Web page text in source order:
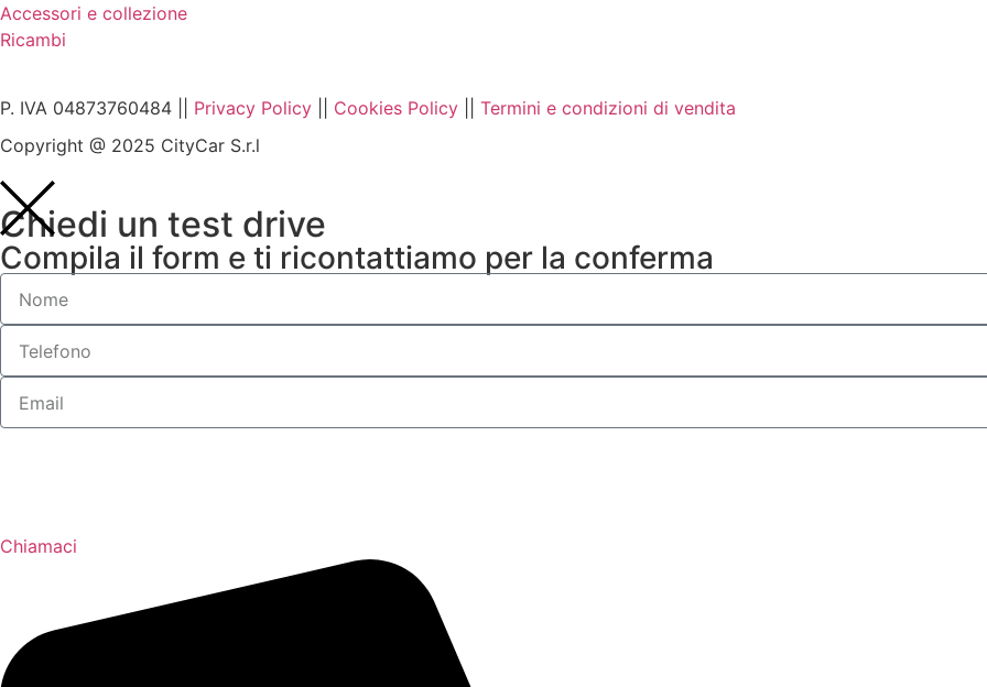
Accessori e collezione
Ricambi
P. IVA 04873760484 || Privacy Policy Cookies Policy
Termini e condizioni di vendita
Copyright @ 2025 CityCar S.r.l
Chiedi un test drive
Compila il form e ti ricontattiamo per la conferma
Chiamaci